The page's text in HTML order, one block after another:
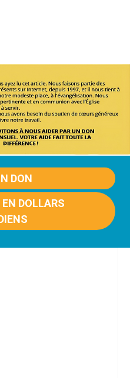
DON
EN DOLLARS